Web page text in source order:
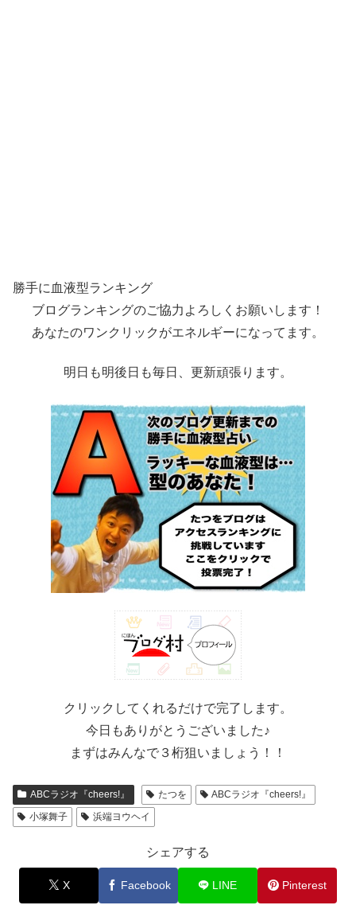
勝手に血液型ランキング
ブログランキングのご協力よろしくお願いします！
あなたのワンクリックがエネルギーになってます。
明日も明後日も毎日、更新頑張ります。
クリックしてくれるだけで完了します。
今日もありがとうございました♪
まずはみんなで３桁狙いましょう！！
ABCラジオ『cheers!』 たつを
ABCラジオ『cheers!』
小塚舞子
浜端ヨウヘイ
シェアする
X Facebook LINE Pinterest